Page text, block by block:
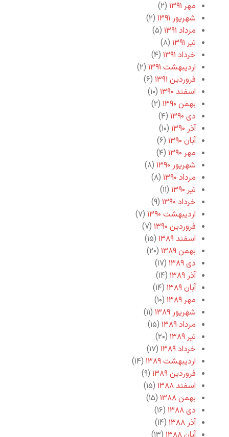
مهر ۱۳۹۱
(۲)
شهریور ۱۳۹۱
(۲)
مرداد ۱۳۹۱
(۵)
تیر ۱۳۹۱
(۸)
خرداد ۱۳۹۱
(۴)
اردیبهشت ۱۳۹۱
(۲)
فروردین ۱۳۹۱
(۶)
اسفند ۱۳۹۰
(۱۰)
بهمن ۱۳۹۰
(۲)
دی ۱۳۹۰
(۴)
آذر ۱۳۹۰
(۱۰)
آبان ۱۳۹۰
(۶)
مهر ۱۳۹۰
(۴)
شهریور ۱۳۹۰
(۸)
مرداد ۱۳۹۰
(۸)
تیر ۱۳۹۰
(۱۱)
خرداد ۱۳۹۰
(۹)
اردیبهشت ۱۳۹۰
(۷)
فروردین ۱۳۹۰
(۷)
اسفند ۱۳۸۹
(۱۵)
بهمن ۱۳۸۹
(۲۰)
دی ۱۳۸۹
(۱۷)
آذر ۱۳۸۹
(۱۴)
آبان ۱۳۸۹
(۱۴)
مهر ۱۳۸۹
(۱۰)
شهریور ۱۳۸۹
(۱۱)
مرداد ۱۳۸۹
(۱۵)
تیر ۱۳۸۹
(۲۰)
خرداد ۱۳۸۹
(۱۷)
اردیبهشت ۱۳۸۹
(۱۴)
فروردین ۱۳۸۹
(۹)
اسفند ۱۳۸۸
(۱۵)
بهمن ۱۳۸۸
(۱۵)
دی ۱۳۸۸
(۱۶)
آذر ۱۳۸۸
(۱۴)